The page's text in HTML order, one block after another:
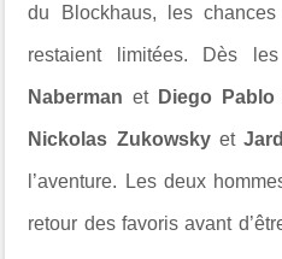
du Blockhaus, les
restaient limitées. Dès
Naberman et Diego
Nickolas Zukowskyet
l’aventure. Les deux
retour des favoris avant